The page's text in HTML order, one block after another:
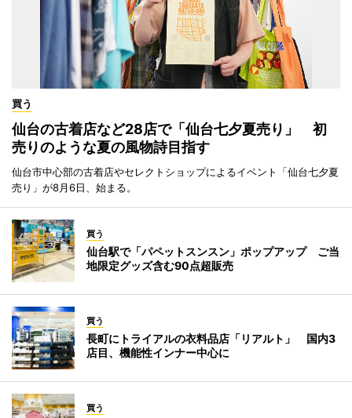
買う
仙台の古着店など28店で「仙台七夕夏売り」 初
売りのような夏の風物詩目指す
仙台市中心部の古着店やセレクトショップによるイベント「仙台七夕夏
売り」が8月6日、始まる。
買う
仙台駅で「パペットスンスン」ポップアップ ご当
地限定グッズ含む90点超販売
買う
長町にトライアルの衣料品店「リアルト」 国内3
店目、機能性インナー中心に
買う